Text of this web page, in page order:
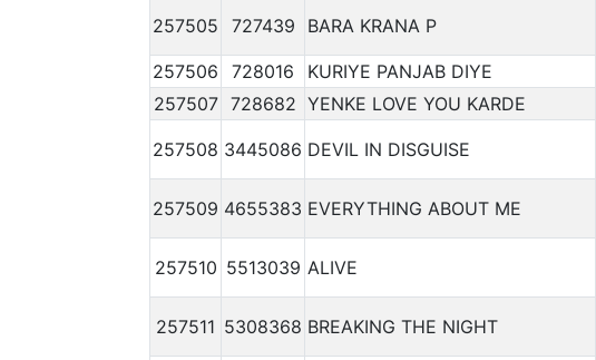
257505 727439 BARA KRANA P
257506 728016 KURIYE PANJAB DIYE
257507 728682 YENKE LOVE YOU KARDE
257508 3445086 DEVIL IN DISGUISE
257509 4655383 EVERYTHING ABOUT ME
257510 5513039 ALIVE
257511 5308368 BREAKING THE NIGHT